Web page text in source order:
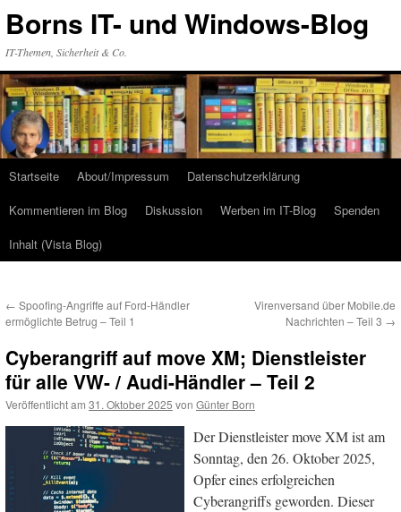
Inhalt
Borns IT- und Windows-Blog
IT-Themen, Sicherheit & Co.
Startseite About/Impressum
Datenschutzerklärung
Kommentieren im Blog
Diskussion Werben im IT-Blog
Spenden
Inhalt (Vista Blog)
← Spoofing-Angriffe auf Ford-Händler
ermöglichte Betrug – Teil 1
Virenversand über Mobile.de
Nachrichten – Teil 3 →
Cyberangriff auf move XM; Dienstleister
für alle VW- / Audi-Händler – Teil 2
Veröffentlicht am 31. Oktober 2025 von Günter Born
Der Dienstleister move XM ist am
Sonntag, den 26. Oktober 2025,
Opfer eines erfolgreichen
Cyberangriffs geworden. Dieser